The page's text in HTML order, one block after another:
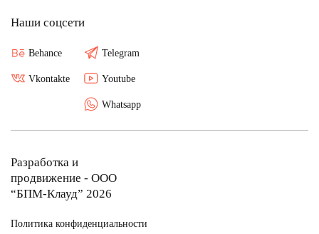
Наши соцсети
Behance
Vkontakte
Telegram
Youtube
Whatsapp
Разработка и
продвижение - ООО
“БПМ-Клауд” 2026
Политика конфиденциальности